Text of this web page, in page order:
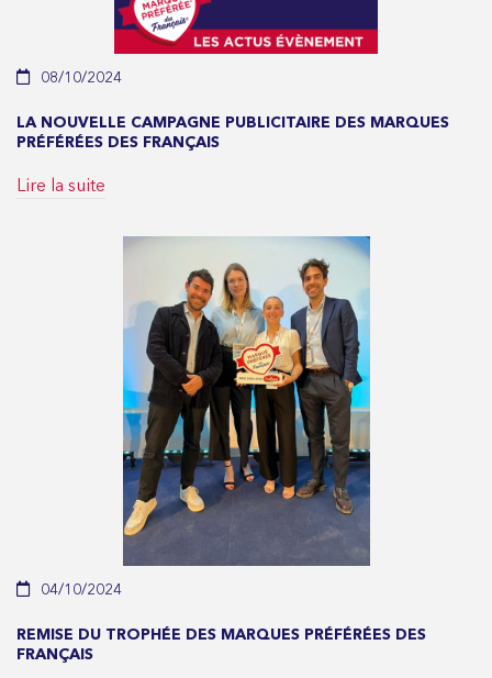
08/10/2024
LA NOUVELLE CAMPAGNE PUBLICITAIRE DES MARQUES
PRÉFÉRÉES DES FRANÇAIS
Lire la suite
04/10/2024
REMISE DU TROPHÉE DES MARQUES PRÉFÉRÉES DES
FRANÇAIS